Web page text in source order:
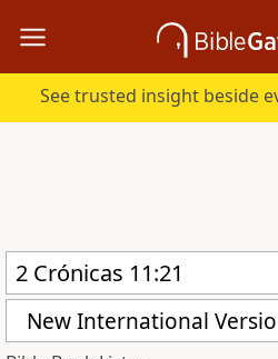
See trusted insight beside
New International